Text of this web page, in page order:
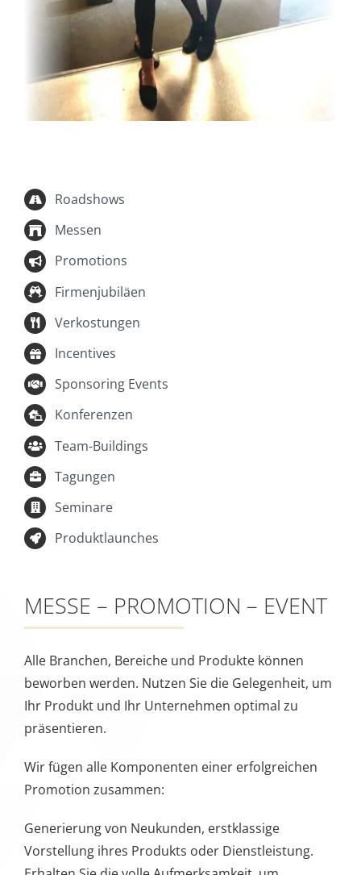
Messen
Promotions
Incentives
Sponsoring Events
Konferenzen
Team-Buildings
Tagungen
Seminare
Produktlaunches
MESSE – PROMOTION – EVENT
Alle Branchen, Bereiche und Produkte können
beworben werden. Nutzen Sie die Gelegenheit, um
Ihr Produkt und Ihr Unternehmen optimal zu
Wir fügen alle Komponenten einer erfolgreichen
Promotion zusammen:
Generierung von Neukunden, erstklassige
Vorstellung ihres Produkts oder Dienstleistung.
Erhalten Sie die volle Aufmerksamkeit, um
einwandfrei und aktuell am Markt dabei zu sein.
Kombinieren Sie Ihren Promotion-Stand mit einem
Event, sammeln Sie Kontaktdaten oder verkaufen
Wir haben für jedes Ziel ein passendes Konzept.